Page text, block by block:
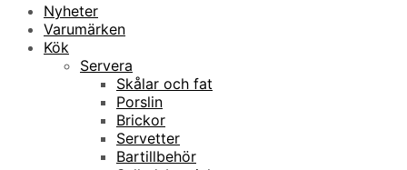
Nyheter
Varumärken
Kök
Servera
Skålar och fat
Porslin
Brickor
Servetter
Bartillbehör